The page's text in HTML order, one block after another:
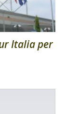
Italia per